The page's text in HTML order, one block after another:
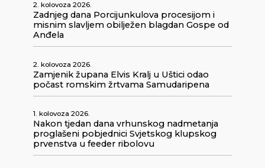
2. kolovoza 2026.
Zadnjeg dana Porcijunkulova procesijom i
misnim slavljem obilježen blagdan Gospe od
Anđela
2. kolovoza 2026.
Zamjenik župana Elvis Kralj u Uštici odao
počast romskim žrtvama Samudaripena
1. kolovoza 2026.
Nakon tjedan dana vrhunskog nadmetanja
proglašeni pobjednici Svjetskog klupskog
prvenstva u feeder ribolovu